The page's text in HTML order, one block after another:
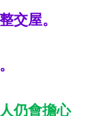
交屋。
仍會擔心